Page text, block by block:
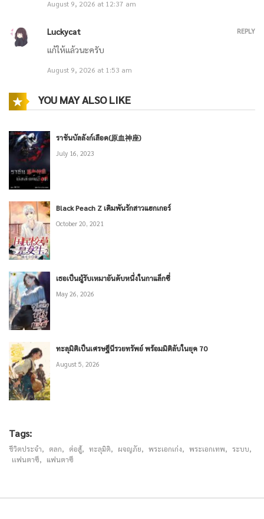
บทที่ 262 แม้แต่ราชาหินยังหัวเราะ การกระทำนี้ช่างน่าพอใจจริงๆ (2/2)
บทที่ 262 แม้แต่ราชาหินก็ยังหัวเราะ การกระทำนี้ช่างน่าพอใจจริงๆ (1/2)
บทที่ 261 ราชินีผึ้งยอมแพ้ ความกังวลของกัปตัน (2/2)
บทที่ 261 ราชินีผึ้งยอมแพ้ ความกังวลของกัปตัน (1/2)
บทที่ 260 ไม่ชอบบ้านสำเร็จรูปที่ทรุดโทรมใช่ไหม? สร้างเองสิ! (2/2)
August 9, 2026 at 12:37 am
Luckycat
แก้ให้แล้วนะครับ
August 9, 2026 at 1:53 am
REPLY
YOU MAY ALSO LIKE
ราชันบัลลังก์เลือด(原血神座)
July 16, 2023
Black Peach Z เดิมพันรักสาวแฮกเกอร์
October 20, 2021
เธอเป็นผู้รับเหมาอันดับหนึ่งในกาแล็กซี่
May 26, 2026
ทะลุมิติเป็นเศรษฐีนีรวยทรัพย์ พร้อมมิติลับในยุค 70
August 5, 2026
Tags:
ชีวิตประจำ, ตลก, ต่อสู้, ทะลุมิติ, ผจญภัย, พระเอกเก่ง, พระเอกเทพ, ระบบ,
เเฟนตาซี, แฟนตาซี